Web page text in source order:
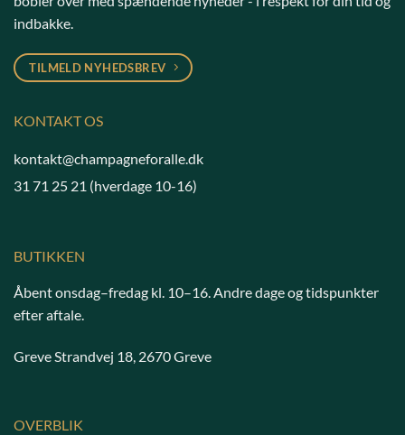
indbakke.
TILMELD NYHEDSBREV
KONTAKT OS
kontakt@champagneforalle.dk
31 71 25 21 (hverdage 10-16)
BUTIKKEN
Åbent onsdag–fredag kl. 10–16. Andre dage og tidspunkter
efter aftale.
Greve Strandvej 18, 2670 Greve
OVERBLIK